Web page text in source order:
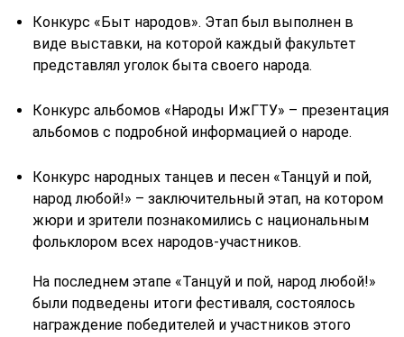
Конкурс «Быт народов». Этап был выполнен в
виде выставки, на которой каждый факультет
представлял уголок быта своего народа.
Конкурс альбомов «Народы ИжГТУ» – презентация
альбомов с подробной информацией о народе.
Конкурс народных танцев и песен «Танцуй и пой,
народ любой!» – заключительный этап, на котором
жюри и зрители познакомились с национальным
фольклором всех народов-участников.
На последнем этапе «Танцуй и пой, народ любой!»
были подведены итоги фестиваля, состоялось
награждение победителей и участников этого